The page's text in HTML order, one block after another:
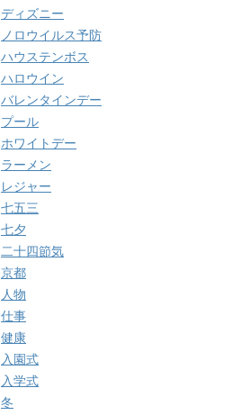
ディズニー
ノロウイルス予防
ハウステンボス
ハロウイン
バレンタインデー
プール
ホワイトデー
ラーメン
レジャー
七五三
七夕
二十四節気
京都
人物
仕事
健康
入園式
入学式
冬